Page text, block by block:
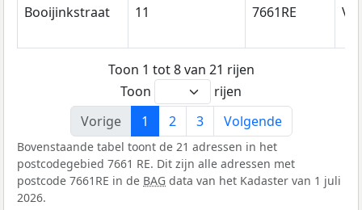
Booijinkstraat 11 7661RE
Toon 1 tot 8 van 21 rijen
Toon
rijen
Vorige
1 2 3 Volgende
Bovenstaande tabel toont de 21 adressen in het
postcodegebied 7661 RE. Dit zijn alle adressen met
postcode 7661RE in de BAG data van het Kadaster van 1 juli
2026.